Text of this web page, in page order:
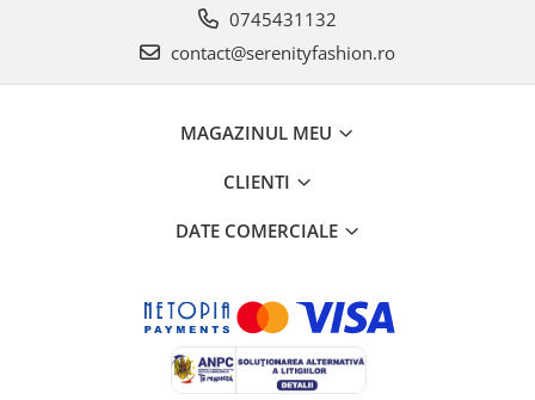
0745431132
contact@serenityfashion.ro
MAGAZINUL MEU
CLIENTI
DATE COMERCIALE